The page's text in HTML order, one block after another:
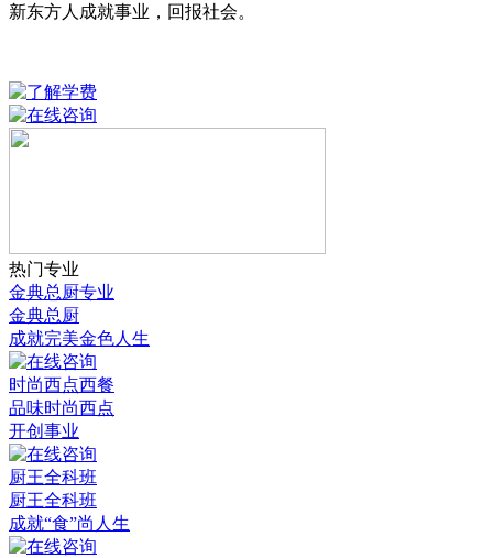
新东方人成就事业，回报社会。
热门专业
金典总厨专业
金典总厨
成就完美金色人生
时尚西点西餐
品味时尚西点
开创事业
厨王全科班
厨王全科班
成就“食”尚人生